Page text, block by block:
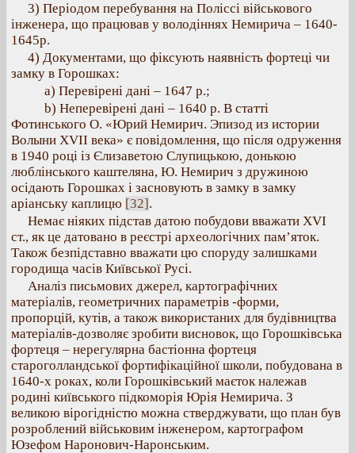
3) Періодом перебування на Поліссі військового
інженера, що працював у володіннях Немирича – 1640-
1645р.
4) Документами, що фіксують наявність фортеці чи
замку в Горошках:
a) Перевірені дані – 1647 р.;
b) Неперевірені дані – 1640 р. В статті
Фотинського О. «Юрий Немирич. Эпизод из истории
Волыни XVII века» є повідомлення, що після одруження
в 1940 році із Єлизаветою Слупицькою, донькою
люблінського каштеляна, Ю. Немирич з дружиною
осідають Горошках і засновують в замку в замку
аріанську каплицю [32].
Немає ніяких підстав датою побудови вважати XVI
ст., як це датовано в реєстрі археологічних пам’яток.
Також безпідставно вважати цю споруду залишками
городища часів Київської Русі.
Аналіз письмових джерел, картографічних
матеріалів, геометричних параметрів -форми,
пропорцій, кутів, а також використаних для будівництва
матеріалів-дозволяє зробити висновок, що Горошківська
фортеця – нерегулярна бастіонна фортеця
староголландської фортифікаційної школи, побудована в
1640-х роках, коли Горошківський маєток належав
родині київського підкоморія Юрія Немирича. З
великою вірогідністю можна стверджувати, що план був
розроблений військовим інженером, картографом
Юзефом Наронович-Наронським.